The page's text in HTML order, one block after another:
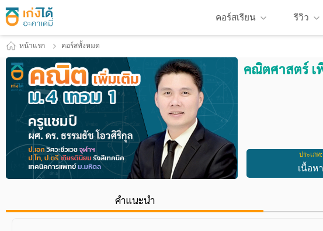
คอร์สเรียน รีวิว
หน้าแรก คอร์สทั้งหมด
คณิตศาสตร์ เ
ประเภท:
เนื้อหา
คำแนะนำ